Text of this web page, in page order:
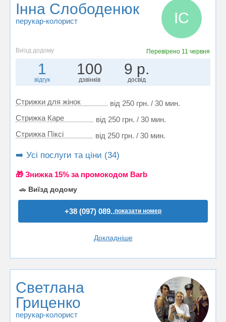
Інна Слободенюк
перукар-колорист ІС
Виїзд додому Перевірено 11 червня
1
відгук
100
дзвінків
9 р.
досвід
Стрижки для жінок
від 250 грн. / 30 мин.
Стрижка Каре
від 250 грн. / 30 мин.
Стрижка Пiксi
від 250 грн. / 30 мин.
➡️ Усі послуги та ціни (34)
🎁 Знижка 15% за промокодом Barb
🚗 Виїзд додому
+38 (097) 089..показати номер
Докладніше
Светлана
Гриценко
перукар-колорист